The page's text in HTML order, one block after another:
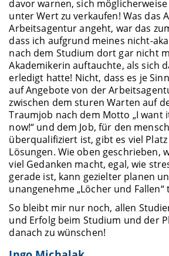
davor warnen, sich
unter Wert zu verkaufen! Was das
Arbeitsagentur angeht, war das
dass ich aufgrund meines nicht-
nach dem Studium dort gar nicht
Akademikerin auftauchte, als sich
erledigt hatte! Nicht, dass es je
auf Angebote von der
zwischen dem sturen Warten auf
Traumjob nach dem Motto „I want
now!“ und dem Job, für den
überqualifiziert ist, gibt es viel
Lösungen. Wie oben geschrieben,
viel Gedanken macht, egal, wie
gerade ist, kann gezielter planen
unangenehme „Löcher und Fallen“
So bleibt mir nur noch, allen
und Erfolg beim Studium und der
danach zu wünschen!